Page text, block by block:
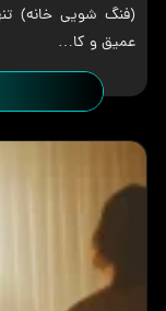
(فنگ شویی خانه)
عمیق و کا…